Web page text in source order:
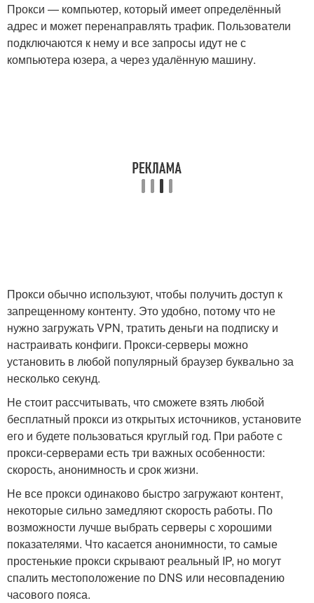
Прокси — компьютер, который имеет определённый
адрес и может перенаправлять трафик. Пользователи
подключаются к нему и все запросы идут не с
компьютера юзера, а через удалённую машину.
Прокси обычно используют, чтобы получить доступ к
запрещенному контенту. Это удобно, потому что не
нужно загружать VPN, тратить деньги на подписку и
настраивать конфиги. Прокси-серверы можно
установить в любой популярный браузер буквально за
несколько секунд.
Не стоит рассчитывать, что сможете взять любой
бесплатный прокси из открытых источников, установите
его и будете пользоваться круглый год. При работе с
прокси-серверами есть три важных особенности:
скорость, анонимность и срок жизни.
Не все прокси одинаково быстро загружают контент,
некоторые сильно замедляют скорость работы. По
возможности лучше выбрать серверы с хорошими
показателями. Что касается анонимности, то самые
простенькие прокси скрывают реальный IP, но могут
спалить местоположение по DNS или несовпадению
часового пояса.